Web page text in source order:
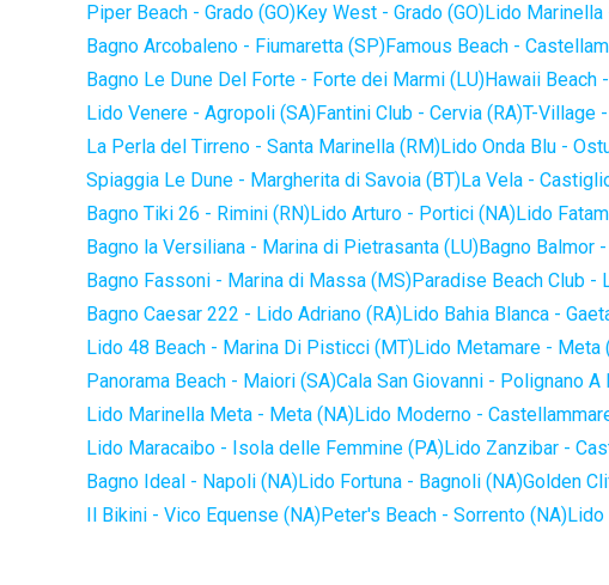
Piper Beach - Grado (GO)Key West - Grado (GO)Lido
Bagno Arcobaleno - Fiumaretta (SP)Famous Beach -
Bagno Le Dune Del Forte - Forte dei Marmi (LU)Hawaii Beach
Lido Venere - Agropoli (SA)Fantini Club - Cervia (RA)T-Village
La Perla del Tirreno - Santa Marinella (RM)Lido Onda Blu -
Spiaggia Le Dune - Margherita di Savoia (BT)La Vela -
Bagno Tiki 26 - Rimini (RN)Lido Arturo - Portici (NA)Lido
Bagno la Versiliana - Marina di Pietrasanta (LU)Bagno Balmor
Bagno Fassoni - Marina di Massa (MS)Paradise Beach Club -
Bagno Caesar 222 - Lido Adriano (RA)Lido Bahia Blanca -
Lido 48 Beach - Marina Di Pisticci (MT)Lido Metamare - Meta
Panorama Beach - Maiori (SA)Cala San Giovanni - Polignano A
Lido Marinella Meta - Meta (NA)Lido Moderno -
Lido Maracaibo - Isola delle Femmine (PA)Lido Zanzibar -
Bagno Ideal - Napoli (NA)Lido Fortuna - Bagnoli (NA)Golden
Il Bikini - Vico Equense (NA)Peter's Beach - Sorrento (NA)Lido